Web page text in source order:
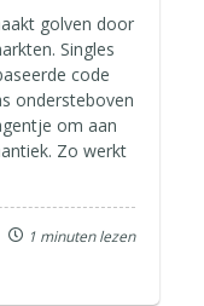
golven door
Singles
code
ondersteboven
om aan
Zo werkt
1 minuten lezen